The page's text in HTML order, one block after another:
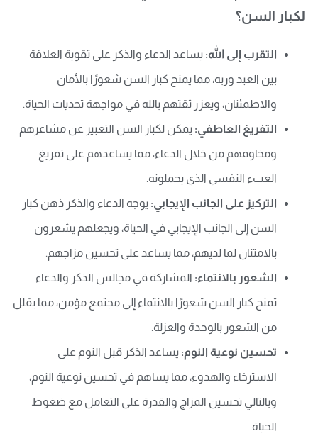
لكبار السن؟
التقرب إلى الله: يساعد الدعاء والذكر على تقوية العلاقة
بين العبد وربه، مما يمنح كبار السن شعورًا بالأمان
والاطمئنان، ويعزز ثقتهم بالله في مواجهة تحديات الحياة.
التفريغ العاطفي: يمكن لكبار السن التعبير عن مشاعرهم
ومخاوفهم من خلال الدعاء، مما يساعدهم على تفريغ
العبء النفسي الذي يحملونه.
التركيز على الجانب الإيجابي: يوجه الدعاء والذكر ذهن كبار
السن إلى الجانب الإيجابي في الحياة، ويجعلهم يشعرون
بالامتنان لما لديهم، مما يساعد على تحسين مزاجهم.
الشعور بالانتماء: المشاركة في مجالس الذكر والدعاء
تمنح كبار السن شعورًا بالانتماء إلى مجتمع مؤمن، مما يقلل
من الشعور بالوحدة والعزلة.
تحسين نوعية النوم: يساعد الذكر قبل النوم على
الاسترخاء والهدوء، مما يساهم في تحسين نوعية النوم،
وبالتالي تحسين المزاج والقدرة على التعامل مع ضغوط
الحياة.